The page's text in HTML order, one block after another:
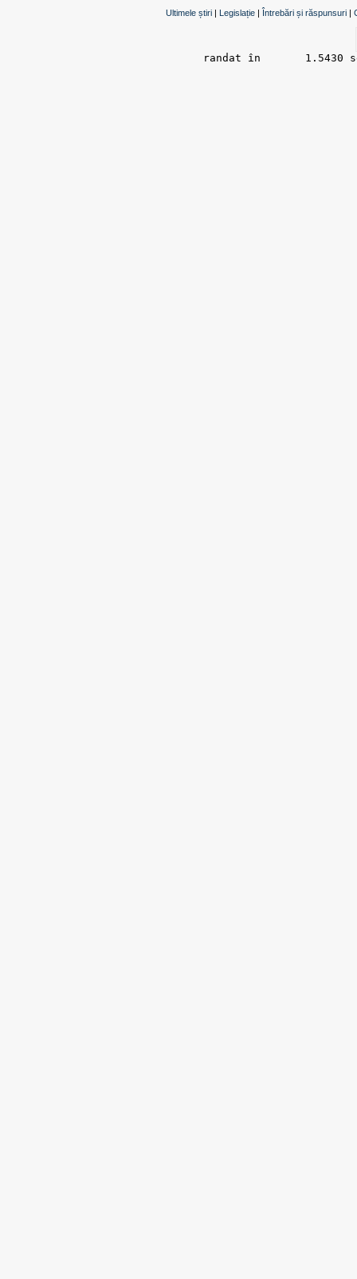
Ultimele știri | Legislație | Întrebări și răspunsuri |
randat în